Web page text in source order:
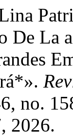
De La
no.
2026.